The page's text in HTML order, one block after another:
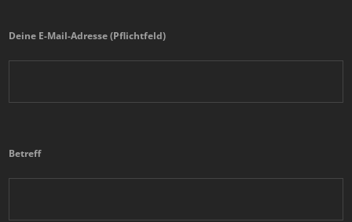
Deine E-Mail-Adresse (Pflichtfeld)
Betreff